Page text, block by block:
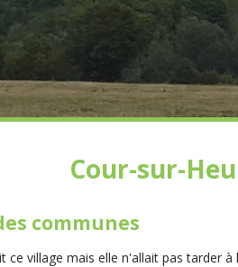
Cour-sur-
communes
ce village mais elle n'allait pas tarder